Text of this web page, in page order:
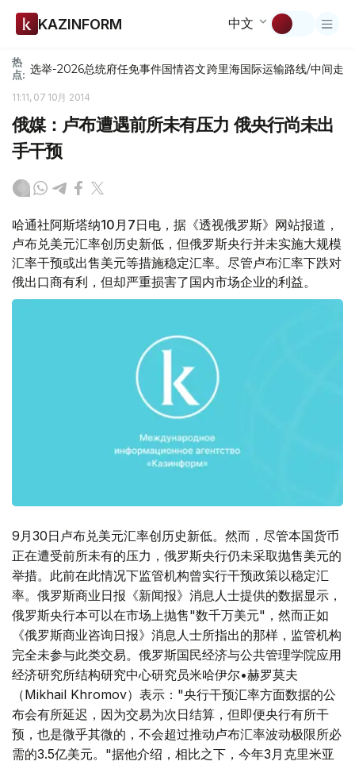
KAZINFORM 中文
热
点: 选举-2026总统府任免事件国情咨文跨里海国际运输路线/中间走廊
11:11, 07 10月 2014
俄媒：卢布遭遇前所未有压力 俄央行尚未出
手干预
哈通社阿斯塔纳10月7日电，据《透视俄罗斯》网站报道，
卢布兑美元汇率创历史新低，但俄罗斯央行并未实施大规模
汇率干预或出售美元等措施稳定汇率。尽管卢布汇率下跌对
俄出口商有利，但却严重损害了国内市场企业的利益。
9月30日卢布兑美元汇率创历史新低。然而，尽管本国货币
正在遭受前所未有的压力，俄罗斯央行仍未采取抛售美元的
举措。此前在此情况下监管机构曾实行干预政策以稳定汇
率。俄罗斯商业日报《新闻报》消息人士提供的数据显示，
俄罗斯央行本可以在市场上抛售"数千万美元"，然而正如
《俄罗斯商业咨询日报》消息人士所指出的那样，监管机构
完全未参与此类交易。俄罗斯国民经济与公共管理学院应用
经济研究所结构研究中心研究员米哈伊尔•赫罗莫夫
（Mikhail Khromov）表示："央行干预汇率方面数据的公
布会有所延迟，因为交易为次日结算，但即便央行有所干
预，也是微乎其微的，不会超过推动卢布汇率波动极限所必
需的3.5亿美元。"据他介绍，相比之下，今年3月克里米亚